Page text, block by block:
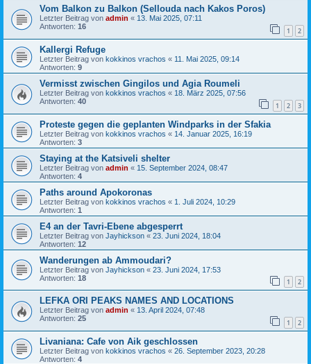
Vom Balkon zu Balkon (Sellouda nach Kakos Poros)
Letzter Beitrag von admin « 13. Mai 2025, 07:11
Antworten: 16 1 2
Kallergi Refuge
Letzter Beitrag von kokkinos vrachos « 11. Mai 2025, 09:14
Antworten: 9
Vermisst zwischen Gingilos und Agia Roumeli
Letzter Beitrag von kokkinos vrachos « 18. März 2025, 07:56
Antworten: 40 1 2 3
Proteste gegen die geplanten Windparks in der Sfakia
Letzter Beitrag von kokkinos vrachos « 14. Januar 2025, 16:19
Antworten: 3
Staying at the Katsiveli shelter
Letzter Beitrag von admin « 15. September 2024, 08:47
Antworten: 4
Paths around Apokoronas
Letzter Beitrag von kokkinos vrachos « 1. Juli 2024, 10:29
Antworten: 1
E4 an der Tavri-Ebene abgesperrt
Letzter Beitrag von Jayhickson « 23. Juni 2024, 18:04
Antworten: 12
Wanderungen ab Ammoudari?
Letzter Beitrag von Jayhickson « 23. Juni 2024, 17:53
Antworten: 18 1 2
LEFKA ORI PEAKS NAMES AND LOCATIONS
Letzter Beitrag von admin « 13. April 2024, 07:48
Antworten: 25 1 2
Livaniana: Cafe von Aik geschlossen
Letzter Beitrag von kokkinos vrachos « 26. September 2023, 20:28
Antworten: 4